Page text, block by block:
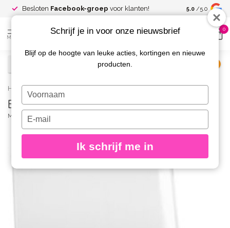
Besloten Facebook-groep voor klanten! Spaar voor
kortingen
5.0 /5.0
MENU
0
Home / Box met 12 lege 3 grams potjes
Box met 12 lege 3 grams potjes
MAGNETIC
Schrijf je in voor onze nieuwsbrief
Blijf op de hoogte van leuke acties, kortingen en nieuwe
producten.
Typ
je
naam
Typ
je
e-
in
Ik schrijf me in